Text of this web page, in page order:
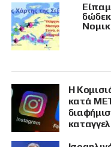
Η
κατά